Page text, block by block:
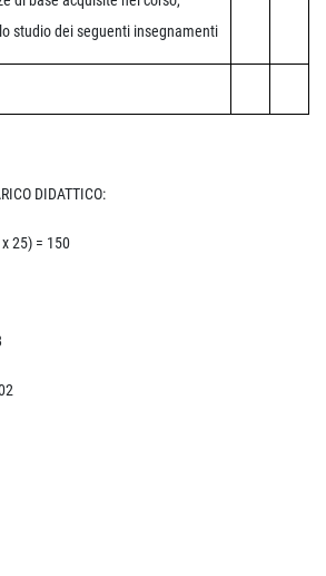
studio dei seguenti insegnamenti
DIDATTICO:
25) = 150